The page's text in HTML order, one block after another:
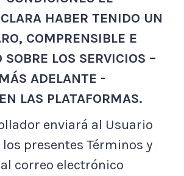
HABER TENIDO UN
COMPRENSIBLE E
SOBRE LOS SERVICIOS –
ADELANTE -
LAS PLATAFORMAS.
enviará al Usuario
presentes Términos y
correo electrónico